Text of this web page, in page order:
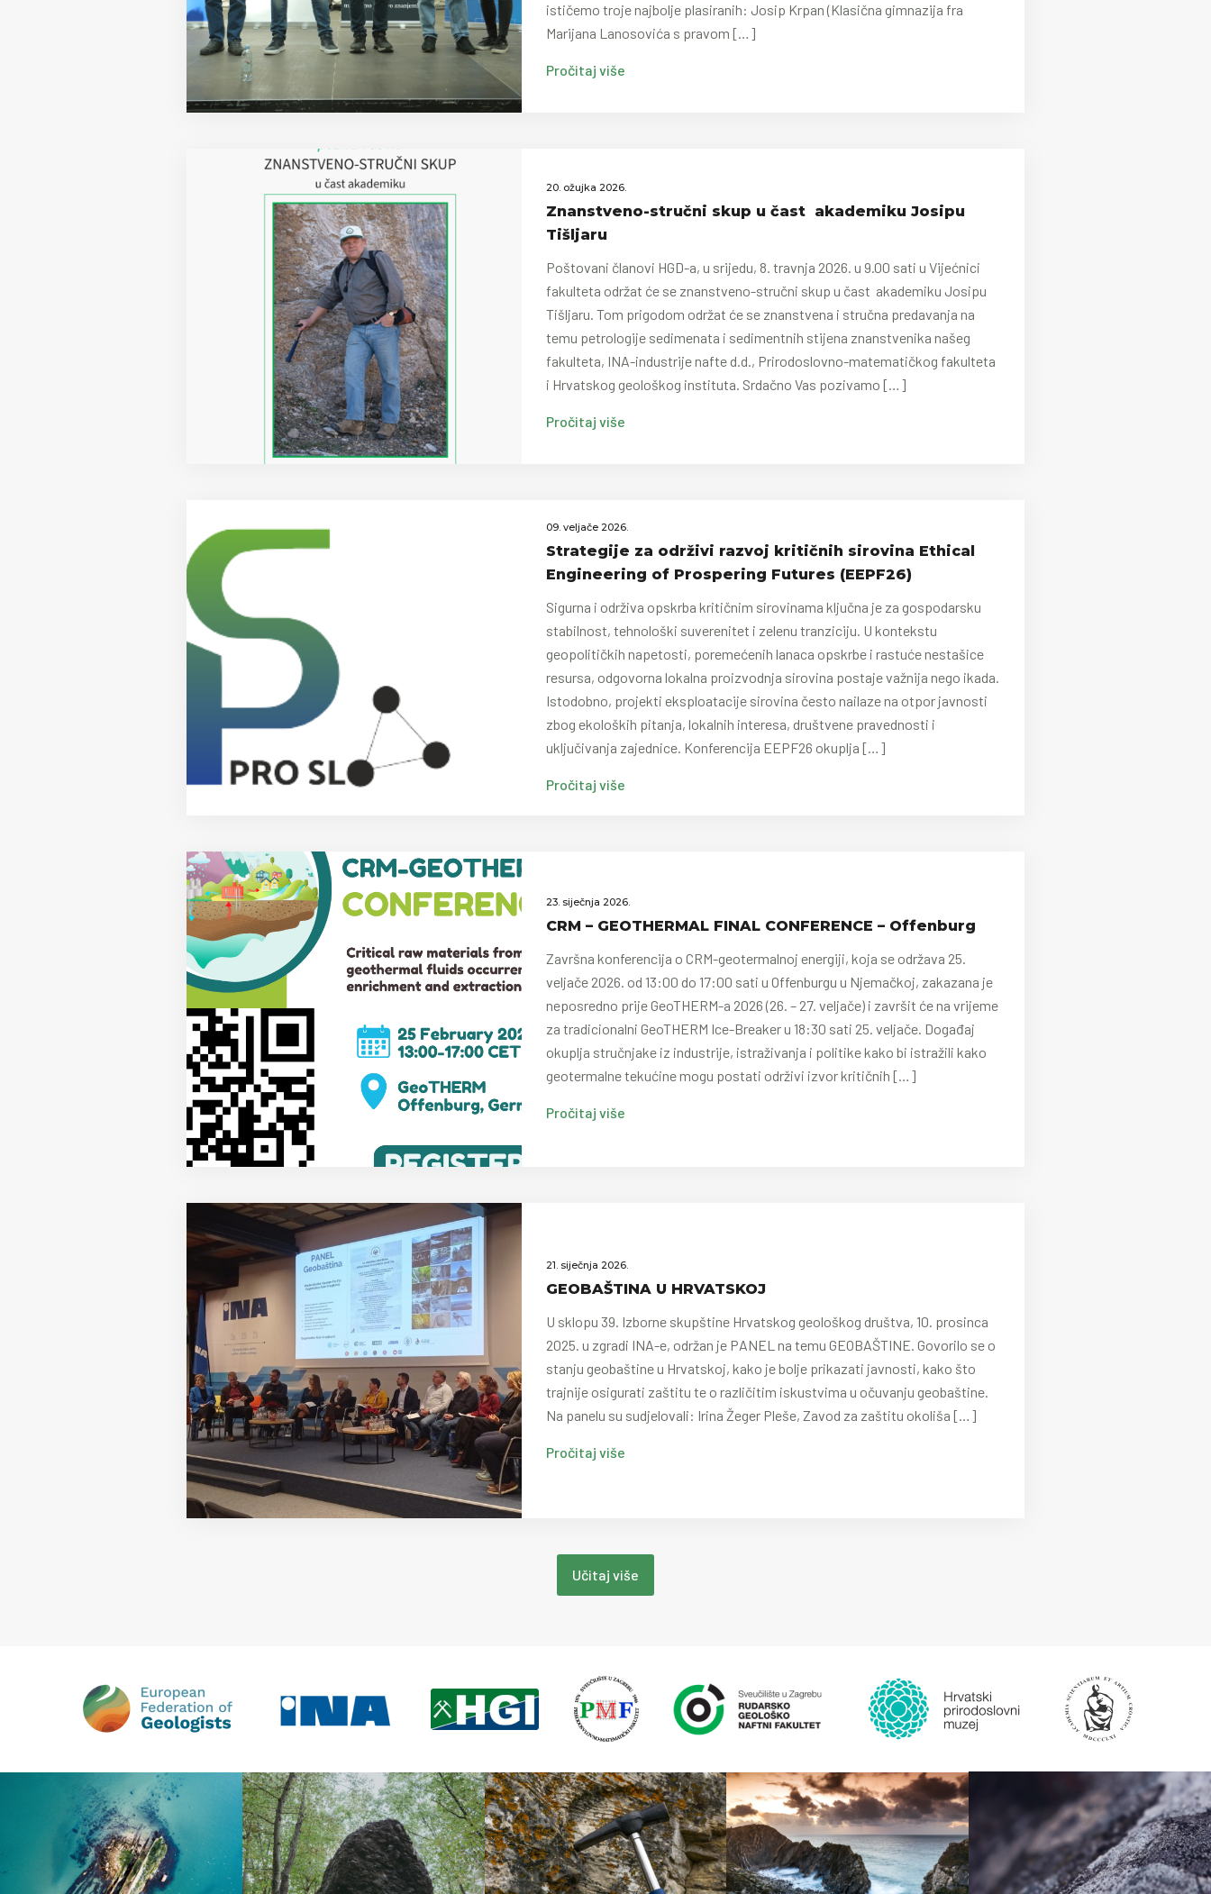
ističemo troje najbolje plasiranih: Josip Krpan (Klasična gimnazija fra
Marijana Lanosovića s pravom […]
Pročitaj više
20. ožujka 2026.
Znanstveno-stručni skup u čast akademiku Josipu
Tišljaru
Poštovani članovi HGD-a, u srijedu, 8. travnja 2026. u 9.00 sati u Vijećnici
fakulteta održat će se znanstveno-stručni skup u čast akademiku Josipu
Tišljaru. Tom prigodom održat će se znanstvena i stručna predavanja na
temu petrologije sedimenata i sedimentnih stijena znanstvenika našeg
fakulteta, INA-industrije nafte d.d., Prirodoslovno-matematičkog fakulteta
i Hrvatskog geološkog instituta. Srdačno Vas pozivamo […]
Pročitaj više
09. veljače 2026.
Strategije za održivi razvoj kritičnih sirovina Ethical
Engineering of Prospering Futures (EEPF26)
Sigurna i održiva opskrba kritičnim sirovinama ključna je za gospodarsku
stabilnost, tehnološki suverenitet i zelenu tranziciju. U kontekstu
geopolitičkih napetosti, poremećenih lanaca opskrbe i rastuće nestašice
resursa, odgovorna lokalna proizvodnja sirovina postaje važnija nego ikada.
Istodobno, projekti eksploatacije sirovina često nailaze na otpor javnosti
zbog ekoloških pitanja, lokalnih interesa, društvene pravednosti i
uključivanja zajednice. Konferencija EEPF26 okuplja […]
Pročitaj više
23. siječnja 2026.
CRM – GEOTHERMAL FINAL CONFERENCE – Offenburg
Završna konferencija o CRM-geotermalnoj energiji, koja se održava 25.
veljače 2026. od 13:00 do 17:00 sati u Offenburgu u Njemačkoj, zakazana je
neposredno prije GeoTHERM-a 2026 (26. – 27. veljače) i završit će na vrijeme
za tradicionalni GeoTHERM Ice-Breaker u 18:30 sati 25. veljače. Događaj
okuplja stručnjake iz industrije, istraživanja i politike kako bi istražili kako
geotermalne tekućine mogu postati održivi izvor kritičnih […]
Pročitaj više
21. siječnja 2026.
GEOBAŠTINA U HRVATSKOJ
U sklopu 39. Izborne skupštine Hrvatskog geološkog društva, 10. prosinca
2025. u zgradi INA-e, održan je PANEL na temu GEOBAŠTINE. Govorilo se o
stanju geobaštine u Hrvatskoj, kako je bolje prikazati javnosti, kako što
trajnije osigurati zaštitu te o različitim iskustvima u očuvanju geobaštine.
Na panelu su sudjelovali: Irina Žeger Pleše, Zavod za zaštitu okoliša […]
Pročitaj više
Učitaj više